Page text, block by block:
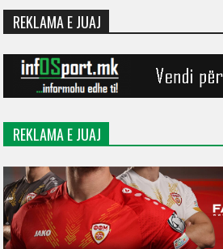
REKLAMA E JUAJ
REKLAMA E JUAJ